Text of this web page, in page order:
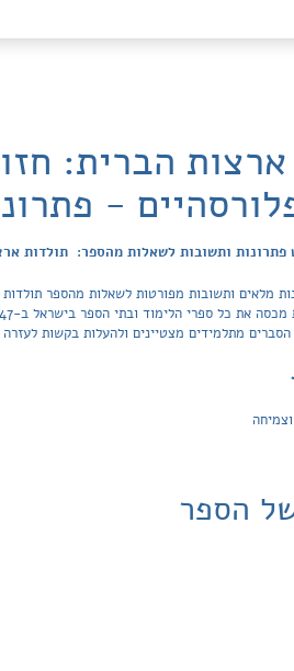
הברית:
-
פתרונות ותשובות לשאלות מהספר: תולדות
מלאים ותשובות מפורטות לשאלות מהספר
מתלמידים מצטיינים ולהעלות בקשות
הספר